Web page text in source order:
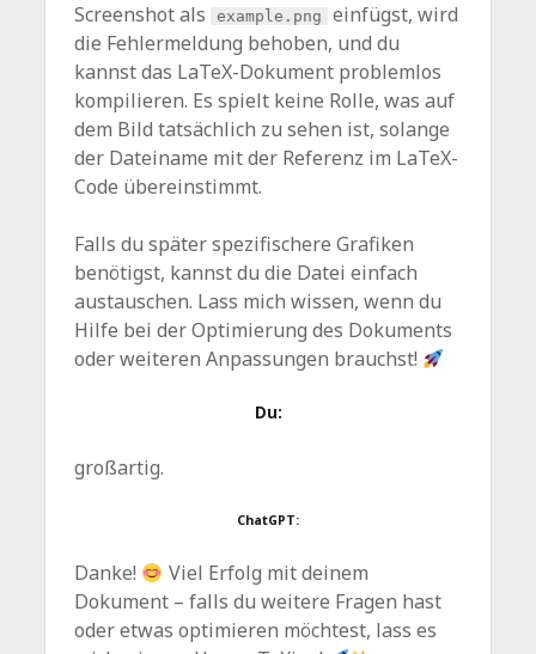
Screenshot als
example.png
einfügst, wird
die Fehlermeldung behoben, und du
kannst das LaTeX-Dokument problemlos
kompilieren. Es spielt keine Rolle, was auf
dem Bild tatsächlich zu sehen ist, solange
der Dateiname mit der Referenz im LaTeX-
Code übereinstimmt.
Falls du später spezifischere Grafiken
benötigst, kannst du die Datei einfach
austauschen. Lass mich wissen, wenn du
Hilfe bei der Optimierung des Dokuments
oder weiteren Anpassungen brauchst!
Du:
großartig.
ChatGPT:
Danke!
Viel Erfolg mit deinem
Dokument – falls du weitere Fragen hast
oder etwas optimieren möchtest, lass es